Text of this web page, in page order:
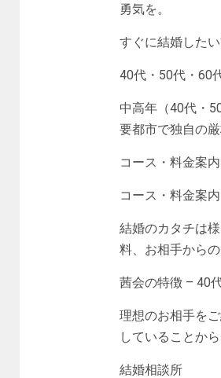
勇気を。
すぐに結婚した
40代・50代・60
中高年（40代・
要都市で独自の
コース・料金案
コース・料金案
結婚のカタチは
料、お相手から
茜会の特徴 – 40
理想のお相手を
していることか
結婚相談所